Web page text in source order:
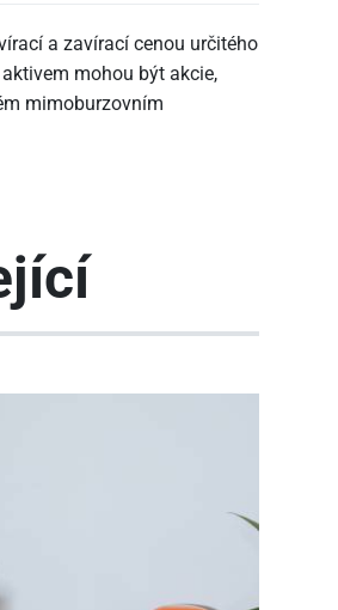
a zavírací cenou určitého
mohou být akcie,
mimoburzovním